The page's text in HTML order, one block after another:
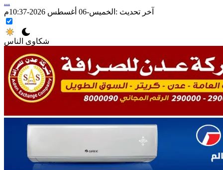
...
آخر تحديث : الخميس-06 أغسطس 2026-10:37م
شكاوى الناس